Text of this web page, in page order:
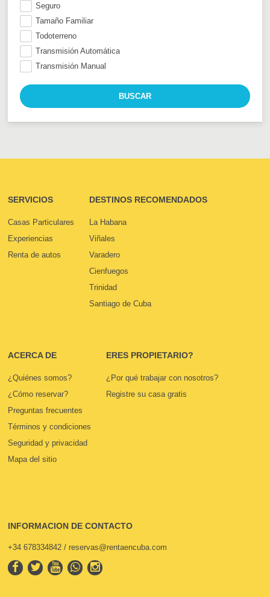
Seguro
Tamaño Familiar
Todoterreno
Transmisión Automática
Transmisión Manual
SERVICIOS
Casas Particulares
Experiencias
Renta de autos
DESTINOS RECOMENDADOS
La Habana
Viñales
Varadero
Cienfuegos
Trinidad
Santiago de Cuba
ACERCA DE
¿Quiénes somos?
¿Cómo reservar?
Preguntas frecuentes
Términos y condiciones
Seguridad y privacidad
Mapa del sitio
ERES PROPIETARIO?
¿Por qué trabajar con nosotros?
Registre su casa gratis
INFORMACION DE CONTACTO
+34 678334842 / reservas@rentaencuba.com